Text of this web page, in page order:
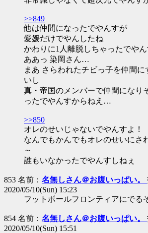
>>849
他は仲間になったでやんすが
愛媛だけでやんしたね
かわりに1人離脱しちゃったでや
ああっ 染岡さん…
まあ さらわれたチビっ子を仲間
いし
真・帝国のメンバーで仲間になり
ったでやんすからねえ…
>>850
オレのせいじゃないでやんすよ！
なんでもかんでもオレのせいにさ
～
誰もいなかったでやんすしねぇ
853 名前： 名無しさん＠お腹いっぱい。
2020/05/10(Sun) 15:23
フットボールフロンティアにでる
854 名前： 名無しさん＠お腹いっぱい。
2020/05/10(Sun) 15:51